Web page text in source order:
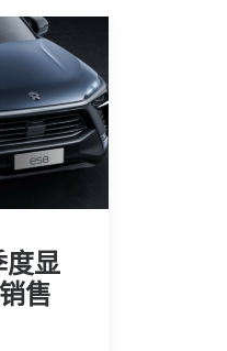
度显
售